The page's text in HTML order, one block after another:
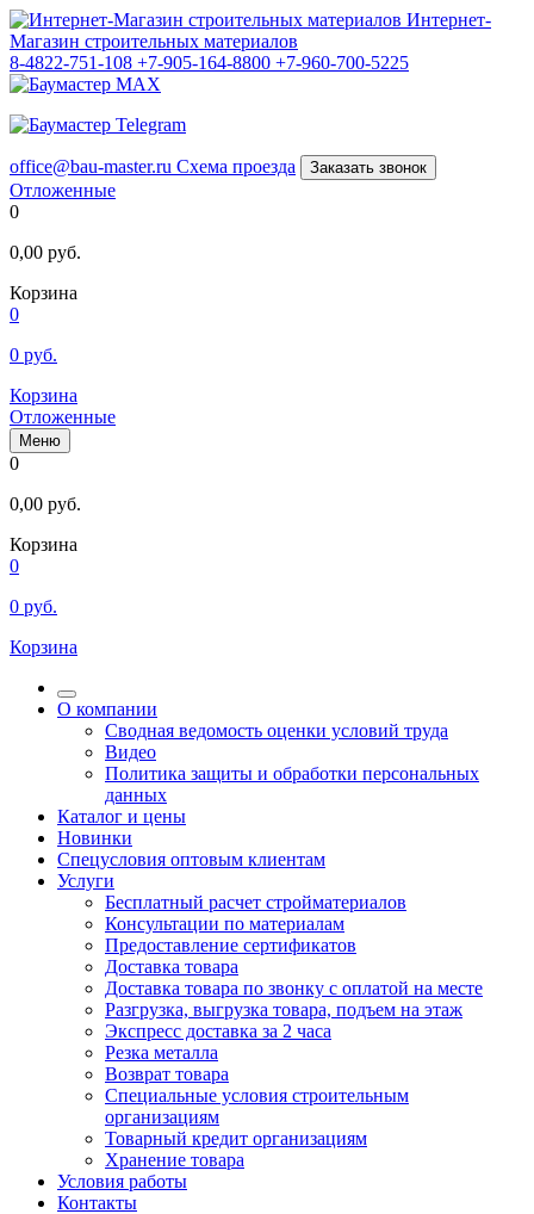
Интернет-
Магазин строительных материалов
8-4822-751-108 +7-905-164-8800 +7-960-700-5225
office@bau-master.ru Схема проезда Заказать звонок
Отложенные
0
0,00 руб.
Корзина
0
0 руб.
Корзина
Отложенные
Меню
0
0,00 руб.
Корзина
0
0 руб.
Корзина
О компании
Сводная ведомость оценки условий труда
Видео
Политика защиты и обработки персональных
данных
Каталог и цены
Новинки
Спецусловия оптовым клиентам
Услуги
Бесплатный расчет стройматериалов
Консультации по материалам
Предоставление сертификатов
Доставка товара
Доставка товара по звонку с оплатой на месте
Разгрузка, выгрузка товара, подъем на этаж
Экспресс доставка за 2 часа
Резка металла
Возврат товара
Специальные условия строительным
организациям
Товарный кредит организациям
Хранение товара
Условия работы
Контакты